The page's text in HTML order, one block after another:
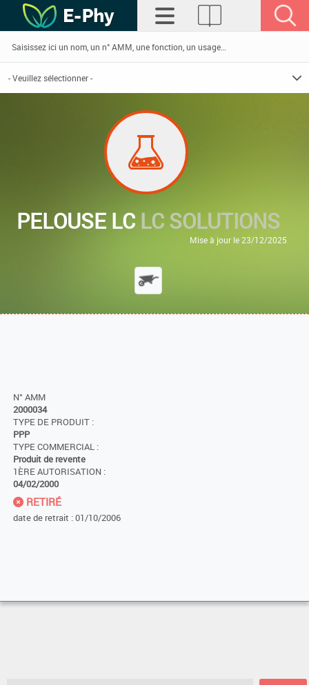
PELOUSE LC LC SOLUTIONS
Mise à jour le 23/12/2025
N° AMM
2000034
TYPE DE PRODUIT :
PPP
TYPE COMMERCIAL :
Produit de revente
1ÈRE AUTORISATION :
04/02/2000
RETIRÉ
date de retrait : 01/10/2006